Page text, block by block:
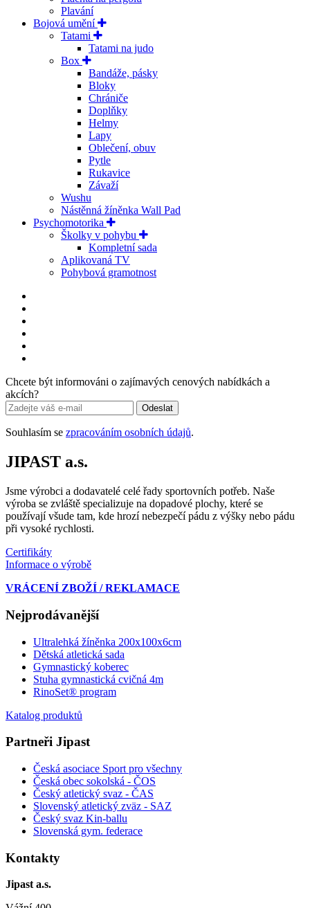
Plavání
Bojová umění
Tatami
Tatami na judo
Box
Bandáže, pásky
Bloky
Chrániče
Doplňky
Helmy
Lapy
Oblečení, obuv
Pytle
Rukavice
Závaží
Wushu
Nástěnná žíněnka Wall Pad
Psychomotorika
Školky v pohybu
Kompletní sada
Aplikovaná TV
Pohybová gramotnost
Chcete být informováni o zajímavých cenových nabídkách a
akcích?
Odeslat
Souhlasím se zpracováním osobních údajů.
JIPAST a.s.
Jsme výrobci a dodavatelé celé řady sportovních potřeb. Naše
výroba se zvláště specializuje na dopadové plochy, které se
používají všude tam, kde hrozí nebezpečí pádu z výšky nebo pádu
při vysoké rychlosti.
Certifikáty
Informace o výrobě
VRÁCENÍ ZBOŽÍ / REKLAMACE
Nejprodávanější
Ultralehká žíněnka 200x100x6cm
Dětská atletická sada
Gymnastický koberec
Stuha gymnastická cvičná 4m
RinoSet® program
Katalog produktů
Partneři Jipast
Česká asociace Sport pro všechny
Česká obec sokolská - ČOS
Český atletický svaz - ČAS
Slovenský atletický zväz - SAZ
Český svaz Kin-ballu
Slovenská gym. federace
Kontakty
Jipast a.s.